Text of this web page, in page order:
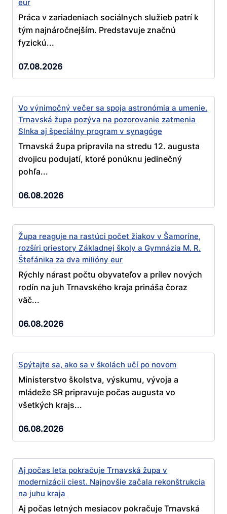
eur
Práca v zariadeniach sociálnych služieb patrí k
tým najnáročnejším. Predstavuje značnú
fyzickú...
07.08.2026
Vo výnimočný večer sa spoja astronómia a umenie.
Trnavská župa pozýva na pozorovanie zatmenia
Slnka aj špeciálny program v synagóge
Trnavská župa pripravila na stredu 12. augusta
dvojicu podujatí, ktoré ponúknu jedinečný
pohľa...
06.08.2026
Župa reaguje na rastúci počet žiakov v Šamoríne,
rozšíri priestory Základnej školy a Gymnázia M. R.
Štefánika za dva milióny eur
Rýchly nárast počtu obyvateľov a prílev nových
rodín na juh Trnavského kraja prináša čoraz
väč...
06.08.2026
Spýtajte sa, ako sa v školách učí po novom
Ministerstvo školstva, výskumu, vývoja a
mládeže SR pripravuje počas augusta vo
všetkých krajs...
06.08.2026
Aj počas leta pokračuje Trnavská župa v
modernizácii ciest. Najnovšie začala rekonštrukcia
na juhu kraja
Aj počas letných mesiacov pokračuje Trnavská